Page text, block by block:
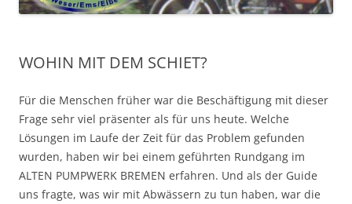
WOHIN MIT DEM SCHIET?
Für die Menschen früher war die Beschäftigung mit dieser
Frage sehr viel präsenter als für uns heute. Welche
Lösungen im Laufe der Zeit für das Problem gefunden
wurden, haben wir bei einem geführten Rundgang im
ALTEN PUMPWERK BREMEN erfahren. Und als der Guide
uns fragte, was wir mit Abwässern zu tun haben, war die